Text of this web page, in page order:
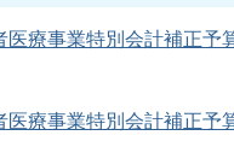
療事業特別会計補正予
医療事業特別会計補正予